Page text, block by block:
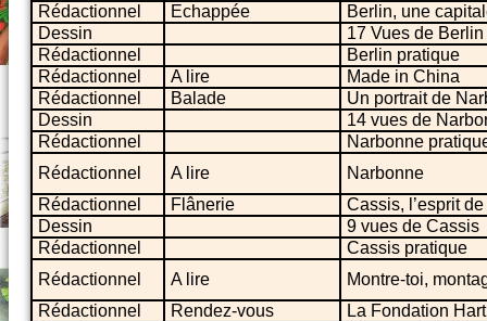
Rédactionnel
Echappée
Berlin, une
Dessin
17 Vues de Berlin
Rédactionnel
Berlin pratique
Rédactionnel
A lire
Made in China
Rédactionnel
Balade
Un portrait de
Dessin
14 vues de
Rédactionnel
Narbonne
Rédactionnel
A lire
Narbonne
Rédactionnel
Flânerie
Cassis, l’esprit
Dessin
9 vues de Cassis
Rédactionnel
Cassis pratique
Rédactionnel
A lire
Montre-toi,
Rédactionnel
Rendez-vous
La Fondation